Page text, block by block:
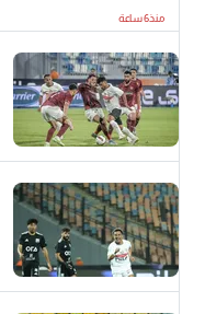
منذ6 ساعة